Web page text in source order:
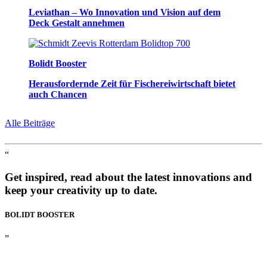
Leviathan – Wo Innovation und Vision auf dem
Deck Gestalt annehmen
Bolidt Booster
Herausfordernde Zeit für Fischereiwirtschaft bietet
auch Chancen
Alle Beiträge
“
Get inspired, read about the latest innovations and
keep your creativity up to date.
BOLIDT BOOSTER
”